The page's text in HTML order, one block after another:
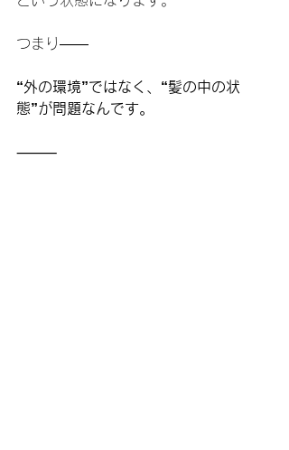
つまり——
“外の環境”ではなく、“髪の中の状
態”が問題なんです。
⸻